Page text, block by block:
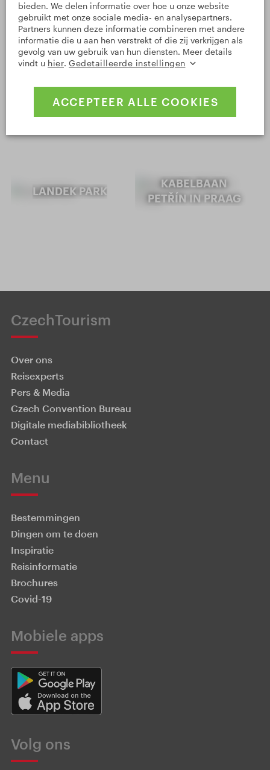
TANDRADBAAN
TANVALD-
MUSEUM VAN
INDUSTRIËLE
ZBÝŠOV
LANDEK PARK
KABELBAAN
PETŘÍN IN PRAAG
CzechTourism
Over ons
Reisexperts
Pers & Media
Czech Convention Bureau
Digitale mediabibliotheek
Contact
Menu
Bestemmingen
Dingen om te doen
Inspiratie
Reisinformatie
Brochures
Covid-19
Mobiele apps
Volg ons
bieden. We delen informatie over hoe u onze website
gebruikt met onze sociale media- en analysepartners.
Partners kunnen deze informatie combineren met andere
informatie die u aan hen verstrekt of die zij verkrijgen als
gevolg van uw gebruik van hun diensten. Meer details
vindt u hier. Gedetailleerde instellingen
ACCEPTEER ALLE COOKIES